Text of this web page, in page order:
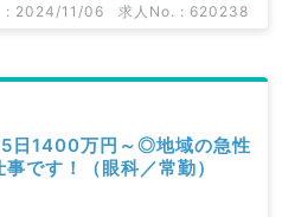
: 2024/11/06 求人No. : 620238
5日1400万円～◎地域の急性
です！（眼科／常勤）